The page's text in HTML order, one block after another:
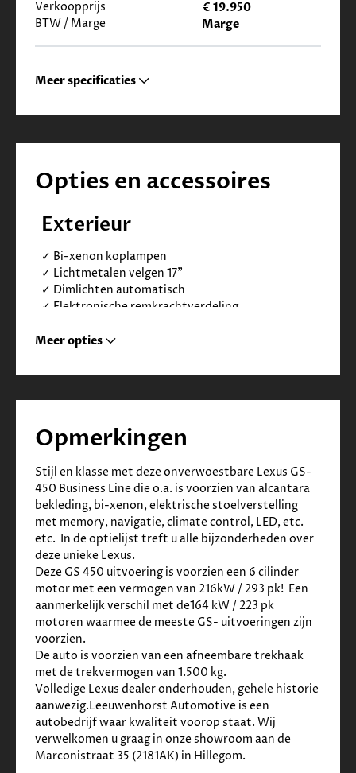
Verkoopprijs € 19.950
BTW / Marge Marge
Meer specificaties
Opties en accessoires
Exterieur
✓ Bi-xenon koplampen
✓ Lichtmetalen velgen 17"
✓ Dimlichten automatisch
✓ Elektronische remkrachtverdeling
✓LED dagrijverlichting
✓Mistlampen voor
✓ Audio installatie
✓Multimedia-voorbereiding
✓Navigatiesysteem
Interieur
✓Cruise control
✓Alcantara bekleding
✓Regensensor
✓Rook- en huisdiervrij
✓Stuurwiel elektrisch verstelbaar
Milieu
✓ Start/stop systeem
Veiligheid
✓Airbag(s) hoofd achter
✓Airbag(s) hoofd voor
✓Airbag(s) knie
Meer opties
Opmerkingen
Stijl en klasse met deze onverwoestbare Lexus GS-
450 Business Line die o.a. is voorzien van alcantara
bekleding, bi-xenon, elektrische stoelverstelling
met memory, navigatie, climate control, LED, etc.
etc.  In de optielijst treft u alle bijzonderheden over
deze unieke Lexus.
Deze GS 450 uitvoering is voorzien een 6 cilinder
motor met een vermogen van 216kW / 293 pk!  Een
aanmerkelijk verschil met de164 kW / 223 pk
motoren waarmee de meeste GS- uitvoeringen zijn
voorzien.
De auto is voorzien van een afneembare trekhaak
met de trekvermogen van 1.500 kg.
Volledige Lexus dealer onderhouden, gehele historie
aanwezig.Leeuwenhorst Automotive is een
autobedrijf waar kwaliteit voorop staat. Wij
verwelkomen u graag in onze showroom aan de
Marconistraat 35 (2181AK) in Hillegom.